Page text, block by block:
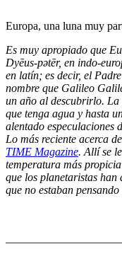
Europa, una luna muy
Es muy apropiado que
Dyēus-pətēr, en indo-
en latín; es decir, el
nombre que Galileo
un año al descubrirlo. La
que tenga agua y hasta
alentado especulaciones
Lo más reciente acerca
TIME Magazine. Allí se
temperatura más
que los planetaristas han
que no estaban